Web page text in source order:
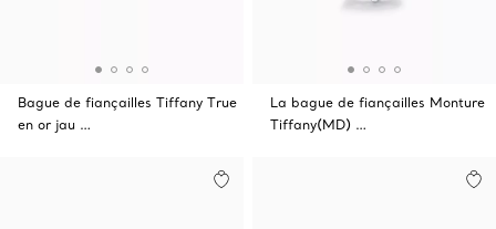
Bague de fiançailles Tiffany True
en or jau …
La bague de fiançailles Monture
Tiffany(MD) …